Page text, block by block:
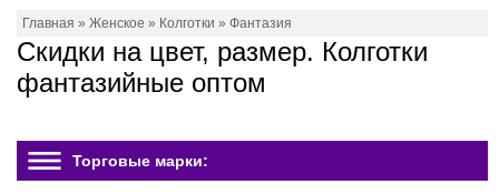
Главная » Женское » Колготки » Фантазия
Скидки на цвет, размер. Колготки
фантазийные оптом
Торговые марки: